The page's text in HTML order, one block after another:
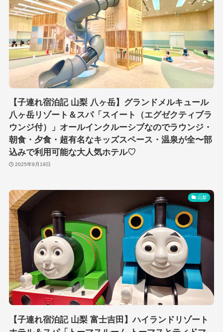
【子連れ宿泊記 山梨 八ヶ岳】グランドメルキュール
八ヶ岳リゾート＆スパ「スイート（エグゼクティブラ
ウンジ付）」オールインクルーシブなのでラウンジ・
朝食・夕食・超有名なキッズスペース・温泉が全〜部
込みで利用可能な大人気ホテル♡
2025年9月19日
山梨
【子連れ宿泊記 山梨 富士吉田】ハイランドリゾート